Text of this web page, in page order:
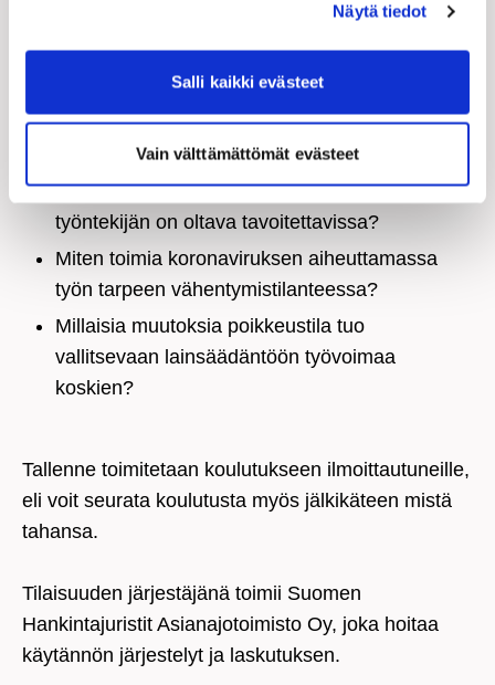
Näytä tiedot
Salli kaikki evästeet
Vain välttämättömät evästeet
teettämiseen poikkeusoloissa? Mitä vaikutuksia
valmiuslain käyttöönotolla on työelämään?
Entä jos koko työyksikkö suljetaan?
Mitä lainsäädäntöä etätyön teettämisessä ja
johtamisessa olisi huomioitava? Milloin
työntekijän on oltava tavoitettavissa?
Miten toimia koronaviruksen aiheuttamassa
työn tarpeen vähentymistilanteessa?
Millaisia muutoksia poikkeustila tuo
vallitsevaan lainsäädäntöön työvoimaa
koskien?
Tallenne toimitetaan koulutukseen ilmoittautuneille,
eli voit seurata koulutusta myös jälkikäteen mistä
tahansa.
Tilaisuuden järjestäjänä toimii Suomen
Hankintajuristit Asianajotoimisto Oy, joka hoitaa
käytännön järjestelyt ja laskutuksen.